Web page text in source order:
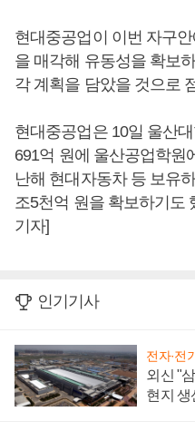
현대중공업이 이번 자구
을 매각해 유동성을 확보
각 계획을 담았을 것으로
현대중공업은 10일 울산
691억 원에 울산공업학원
난해 현대자동차 등 보유
조5천억 원을 확보하기도
기자]
인기기사
전자·전
외신 "
현지 생